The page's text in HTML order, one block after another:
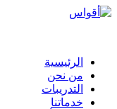
الرئيسية
من نحن
التدريبات
خدماتنا